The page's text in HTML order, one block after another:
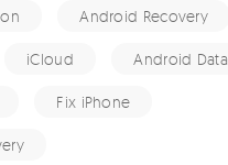
Android Recovery
iCloud Android Data
Fix iPhone